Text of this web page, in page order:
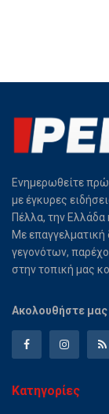
Ενημερωθείτε
με έγκυρες
Πέλλα, την Ελλάδα
Με επαγγελματική
γεγονότων,
στην τοπική μας
Ακολουθήστε μας
Κατηγορίες